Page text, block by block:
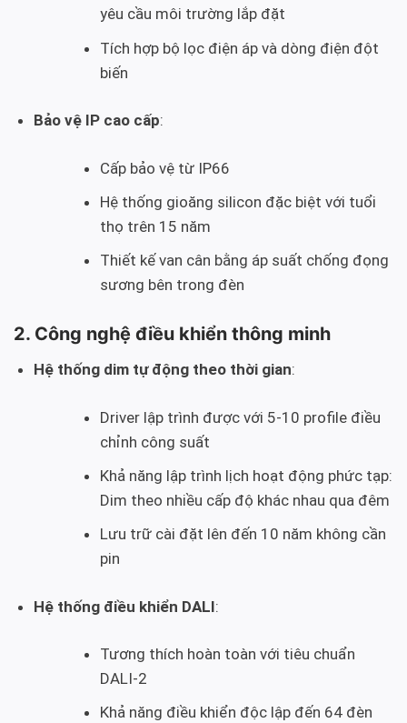
yêu cầu môi trường lắp đặt
Tích hợp bộ lọc điện áp và dòng điện đột
biến
Bảo vệ IP cao cấp:
Cấp bảo vệ từ IP66
Hệ thống gioăng silicon đặc biệt với tuổi
thọ trên 15 năm
Thiết kế van cân bằng áp suất chống đọng
sương bên trong đèn
2. Công nghệ điều khiển thông minh
Hệ thống dim tự động theo thời gian:
Driver lập trình được với 5-10 profile điều
chỉnh công suất
Khả năng lập trình lịch hoạt động phức tạp:
Dim theo nhiều cấp độ khác nhau qua đêm
Lưu trữ cài đặt lên đến 10 năm không cần
pin
Hệ thống điều khiển DALI:
Tương thích hoàn toàn với tiêu chuẩn
DALI-2
Khả năng điều khiển độc lập đến 64 đèn